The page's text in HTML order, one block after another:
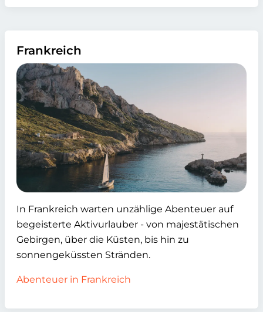
Frankreich
In Frankreich warten unzählige Abenteuer auf
begeisterte Aktivurlauber - von majestätischen
Gebirgen, über die Küsten, bis hin zu
sonnengeküssten Stränden.
Abenteuer in Frankreich